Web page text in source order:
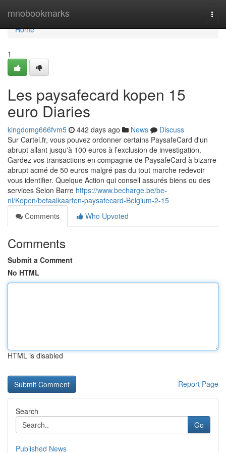
mnobookmarks
Home
Home
1
Les paysafecard kopen 15
euro Diaries
kingdomg666fvm5 442 days ago News
Discuss
Sur Cartel.fr, vous pouvez ordonner certains PaysafeCard d'un
abrupt allant jusqu'à 100 euros à l’exclusion de investigation.
Gardez vos transactions en compagnie de PaysafeCard à bizarre
abrupt acmé de 50 euros malgré pas du tout marche redevoir
vous identifier. Quelque Action qui conseil assurés biens ou des
services Selon Barre https://www.becharge.be/be-
nl/Kopen/betaalkaarten-paysafecard-Belgium-2-15
Comments
Who Upvoted
Comments
Submit a Comment
No HTML
HTML is disabled
Report Page
Search
Go
Published News